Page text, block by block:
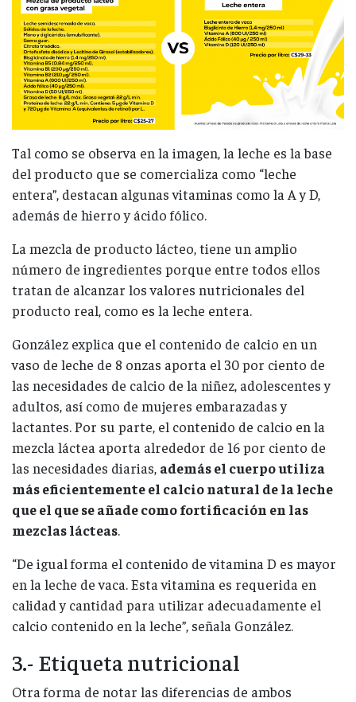
Tal como se observa en la imagen, la leche es la base
del producto que se comercializa como “leche
entera”, destacan algunas vitaminas como la A y D,
además de hierro y ácido fólico.
La mezcla de producto lácteo, tiene un amplio
número de ingredientes porque entre todos ellos
tratan de alcanzar los valores nutricionales del
producto real, como es la leche entera.
González explica que el contenido de calcio en un
vaso de leche de 8 onzas aporta el 30 por ciento de
las necesidades de calcio de la niñez, adolescentes y
adultos, así como de mujeres embarazadas y
lactantes. Por su parte, el contenido de calcio en la
mezcla láctea aporta alrededor de 16 por ciento de
las necesidades diarias, además el cuerpo utiliza
más eficientemente el calcio natural de la leche
que el que se añade como fortificación en las
mezclas lácteas.
“De igual forma el contenido de vitamina D es mayor
en la leche de vaca. Esta vitamina es requerida en
calidad y cantidad para utilizar adecuadamente el
calcio contenido en la leche”, señala González.
3.- Etiqueta nutricional
Otra forma de notar las diferencias de ambos